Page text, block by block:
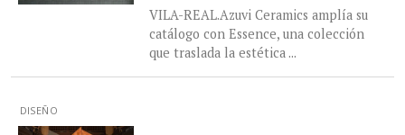
VILA-REAL.Azuvi Ceramics amplía su
catálogo con Essence, una colección
que traslada la estética ...
DISEÑO